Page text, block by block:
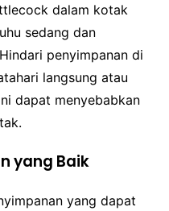
dalam kotak
sedang dan
penyimpanan di
langsung atau
dapat menyebabkan
yang Baik
yang dapat